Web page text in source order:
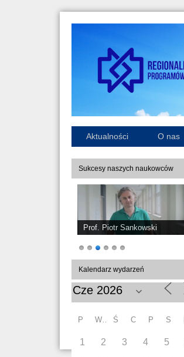
Aktualności O nas
Sukcesy naszych naukowców
Prof. Piotr Sankowski
Kalendarz wydarzeń
P Ś C P S
1 2 3 4 5